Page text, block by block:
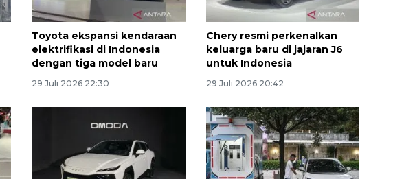
Toyota ekspansi kendaraan
elektrifikasi di Indonesia
dengan tiga model baru
29 Juli 2026 22:30
Chery resmi perkenalkan
keluarga baru di jajaran J6
untuk Indonesia
29 Juli 2026 20:42
Awas penipuan berbasis AI